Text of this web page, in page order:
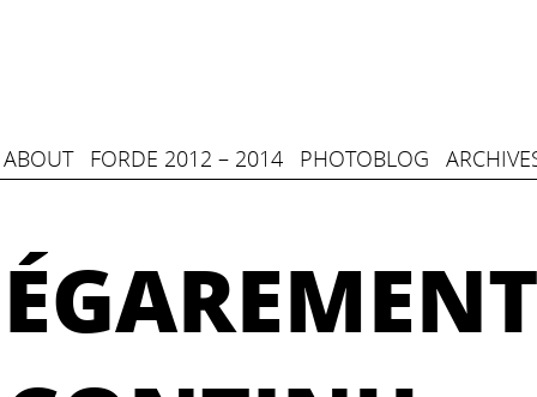
ABOUT FORDE 2012 – 2014 PHOTOBLOG